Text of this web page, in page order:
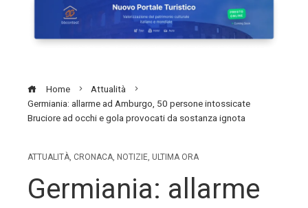
Home
Attualità
Germiania: allarme ad Amburgo, 50 persone intossicate
Bruciore ad occhi e gola provocati da sostanza ignota
ATTUALITÀ, CRONACA, NOTIZIE, ULTIMA ORA
Germiania: allarme